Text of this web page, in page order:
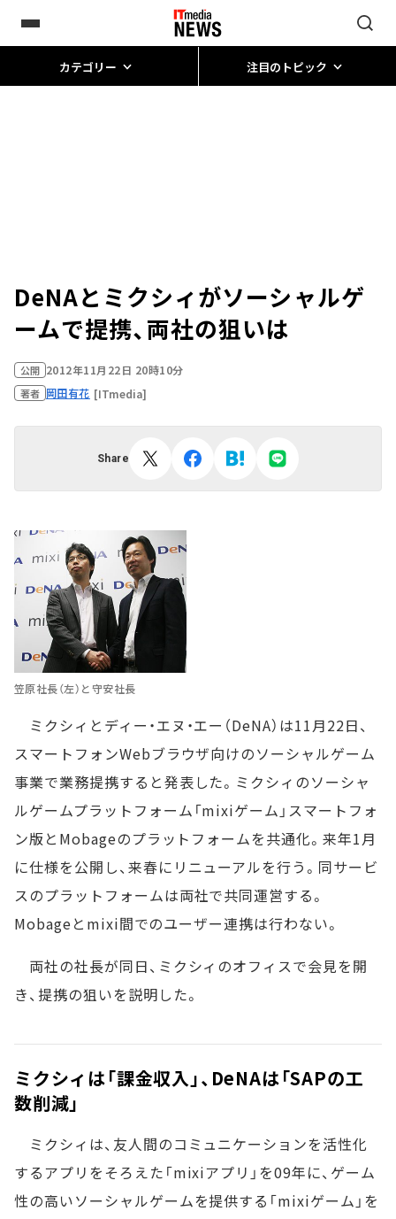
カテゴリー 注目のトピック
DeNAとミクシィがソーシャルゲ
ームで提携、両社の狙いは
公開 2012年11月22日 20時10分
著者 岡田有花 [ITmedia]
Share
笠原社長（左）と守安社長
ミクシィとディー・エヌ・エー（DeNA）は11月22日、
スマートフォンWebブラウザ向けのソーシャルゲーム
事業で業務提携すると発表した。ミクシィのソーシャ
ルゲームプラットフォーム「mixiゲーム」スマートフォ
ン版とMobageのプラットフォームを共通化。来年1月
に仕様を公開し、来春にリニューアルを行う。同サービ
スのプラットフォームは両社で共同運営する。
Mobageとmixi間でのユーザー連携は行わない。
両社の社長が同日、ミクシィのオフィスで会見を開
き、提携の狙いを説明した。
ミクシィは「課金収入」、DeNAは「SAPの工
数削減」
ミクシィは、友人間のコミュニケーションを活性化
するアプリをそろえた「mixiアプリ」を09年に、ゲーム
性の高いソーシャルゲームを提供する「mixiゲーム」を